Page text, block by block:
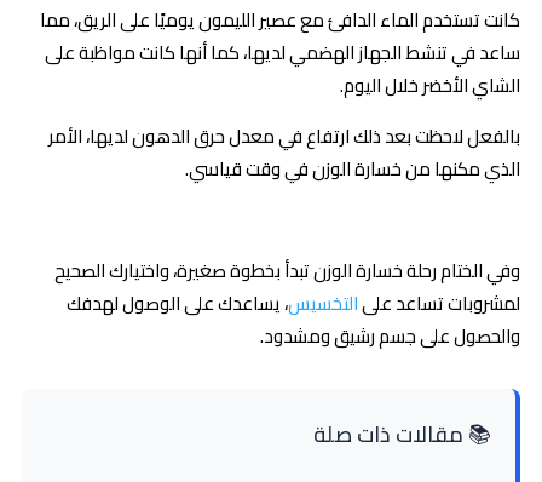
كانت تستخدم الماء الدافئ مع عصير الليمون يوميًا على الريق، مما
ساعد في تنشط الجهاز الهضمي لديها، كما أنها كانت مواظبة على
الشاي الأخضر خلال اليوم.
بالفعل لاحظت بعد ذلك ارتفاع في معدل حرق الدهون لديها، الأمر
الذي مكنها من خسارة الوزن في وقت قياسي.
وفي الختام رحلة خسارة الوزن تبدأ بخطوة صغيرة، واختيارك الصحيح
لمشروبات تساعد علىالتخسيس، يساعدك على الوصول لهدفك
والحصول على جسم رشيق ومشدود.
📚 مقالات ذات صلة